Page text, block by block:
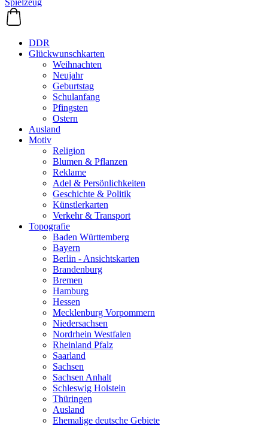
Spielzeug
DDR
Glückwunschkarten
Weihnachten
Neujahr
Geburtstag
Schulanfang
Pfingsten
Ostern
Ausland
Motiv
Religion
Blumen & Pflanzen
Reklame
Adel & Persönlichkeiten
Geschichte & Politik
Künstlerkarten
Verkehr & Transport
Topografie
Baden Württemberg
Bayern
Berlin - Ansichtskarten
Brandenburg
Bremen
Hamburg
Hessen
Mecklenburg Vorpommern
Niedersachsen
Nordrhein Westfalen
Rheinland Pfalz
Saarland
Sachsen
Sachsen Anhalt
Schleswig Holstein
Thüringen
Ausland
Ehemalige deutsche Gebiete